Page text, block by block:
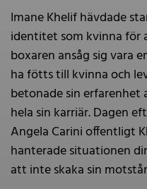
Imane Khelif hävdade
identitet som kvinna för
boxaren ansåg sig vara
ha fötts till kvinna och
betonade sin
hela sin karriär. Dagen
Angela Carini offentligt
hanterade situationen
att inte skaka sin